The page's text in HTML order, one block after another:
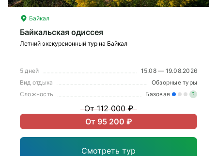
Байкал
Байкальская одиссея
Летний экскурсионный тур на Байкал
5 дней
15.08 — 19.08.2026
Вид отдыха
Обзорные туры
Сложность
Базовая ?
От 112 000 ₽
От 95 200 ₽
Смотреть тур